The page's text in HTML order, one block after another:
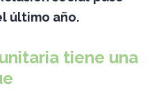
último año.
tiene una